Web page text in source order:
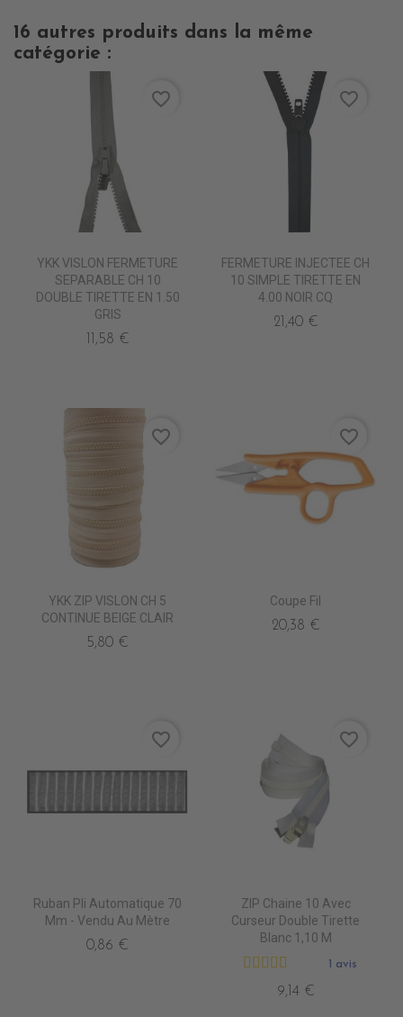
16 autres produits dans la même
catégorie :
YKK VISLON FERMETURE
SEPARABLE CH 10
DOUBLE TIRETTE EN 1.50
GRIS
11,58 €
favorite_border
FERMETURE INJECTEE CH
10 SIMPLE TIRETTE EN
4.00 NOIR CQ
21,40 €
favorite_border
YKK ZIP VISLON CH 5
CONTINUE BEIGE CLAIR
5,80 €
favorite_border
Coupe Fil
20,38 €
favorite_border
Ruban Pli Automatique 70
Mm - Vendu Au Mètre
0,86 €
favorite_border
ZIP Chaine 10 Avec
Curseur Double Tirette
Blanc 1,10 M
1 avis
9,14 €
favorite_border